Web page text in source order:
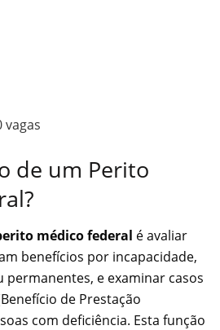
vagas
de um Perito
médico federal é avaliar
benefícios por incapacidade,
e examinar casos
de Prestação
com deficiência. Esta função